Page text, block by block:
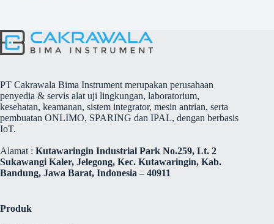
PT Cakrawala Bima Instrument merupakan perusahaan
penyedia & servis alat uji lingkungan, laboratorium,
kesehatan, keamanan, sistem integrator, mesin antrian, serta
pembuatan ONLIMO, SPARING dan IPAL, dengan berbasis
IoT.
Alamat : Kutawaringin Industrial Park No.259, Lt. 2
Sukawangi Kaler, Jelegong, Kec. Kutawaringin, Kab.
Bandung, Jawa Barat, Indonesia – 40911
Produk